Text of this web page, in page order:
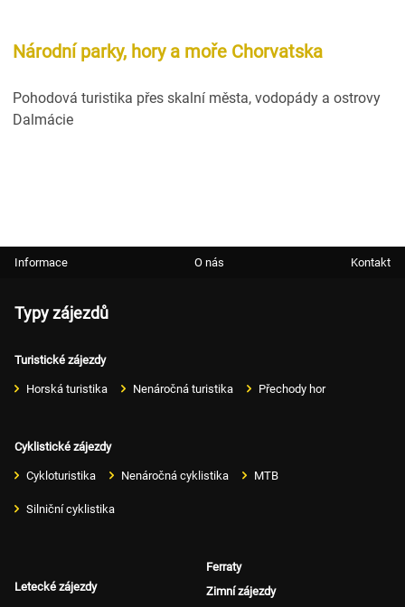
Národní parky, hory a moře Chorvatska
Pohodová turistika přes skalní města, vodopády a ostrovy
Dalmácie
Informace O nás Kontakt
Typy zájezdů
Turistické zájezdy
Horská turistika Nenáročná turistika Přechody hor
Cyklistické zájezdy
Cykloturistika Nenáročná cyklistika MTB
Silniční cyklistika
Letecké zájezdy
Ferraty
Zimní zájezdy